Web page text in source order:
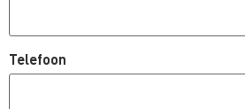
Telefoon